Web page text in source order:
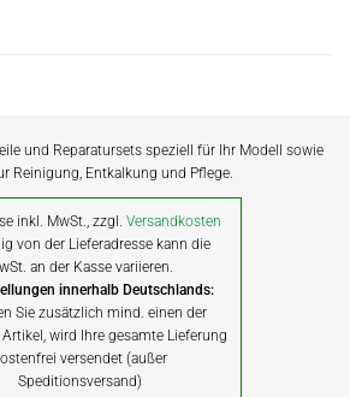
und Reparatursets speziell für Ihr Modell sowie
Reinigung, Entkalkung und Pflege.
inkl. MwSt., zzgl.Versandkosten
von der Lieferadresse kann die
an der Kasse variieren.
innerhalb Deutschlands:
Sie zusätzlich mind. einen der
wird Ihre gesamte Lieferung
versendet (außer
Speditionsversand)